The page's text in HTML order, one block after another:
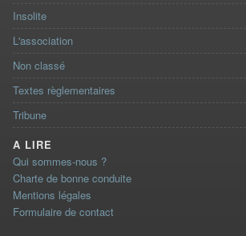
Insolite
L'association
Non classé
Textes règlementaires
Tribune
A LIRE
Qui sommes-nous ?
Charte de bonne conduite
Mentions légales
Formulaire de contact